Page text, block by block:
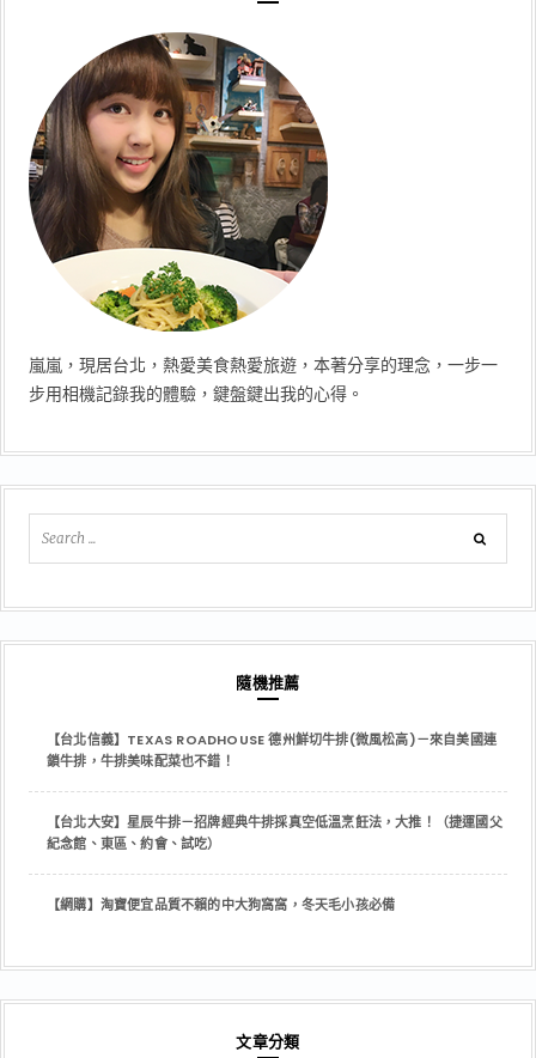
嵐嵐，現居台北，熱愛美食熱愛旅遊，本著分享的理念，一步一
步用相機記錄我的體驗，鍵盤鍵出我的心得。
隨機推薦
【台北信義】TEXAS ROADHOUSE 德州鮮切牛排(微風松高)－來自美國連
鎖牛排，牛排美味配菜也不錯！
【台北大安】星辰牛排－招牌經典牛排採真空低溫烹飪法，大推！（捷運國父
紀念館、東區、約會、試吃）
【網購】淘寶便宜品質不賴的中大狗窩窩，冬天毛小孩必備
文章分類